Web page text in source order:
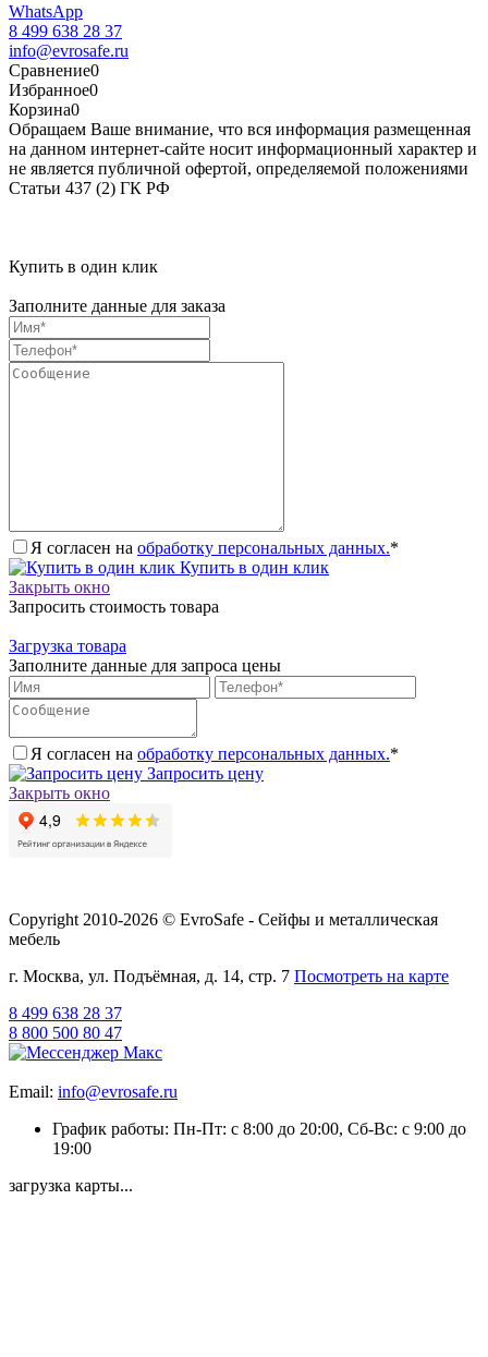
WhatsApp
8 499 638 28 37
info@evrosafe.ru
Сравнение0
Избранное0
Корзина0
Обращаем Ваше внимание, что вся информация размещенная
на данном интернет-сайте носит информационный характер и
не является публичной офертой, определяемой положениями
Статьи 437 (2) ГК РФ
Купить в один клик
Заполните данные для заказа
Я согласен на обработку персональных данных.*
Купить в один клик
Закрыть окно
Запросить стоимость товара
Загрузка товара
Заполните данные для запроса цены
Я согласен на обработку персональных данных.*
Запросить цену
Закрыть окно
Copyright 2010-2026 © EvroSafe - Сейфы и металлическая
мебель
г. Москва, ул. Подъёмная, д. 14, стр. 7 Посмотреть на карте
8 499 638 28 37
8 800 500 80 47
Email: info@evrosafe.ru
График работы: Пн-Пт: с 8:00 до 20:00, Сб-Вс: с 9:00 до
19:00
загрузка карты...